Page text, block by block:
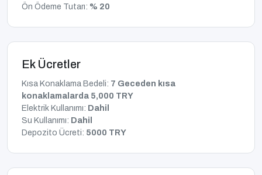
Ön Ödeme Tutarı: % 20
Ek Ücretler
Kısa Konaklama Bedeli: 7 Geceden kısa
konaklamalarda 5,000 TRY
Elektrik Kullanımı: Dahil
Su Kullanımı: Dahil
Depozito Ücreti: 5000 TRY